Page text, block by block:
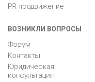
PR продвижение
ВОЗНИКЛИ ВОПРОСЫ
Форум
Контакты
Юридическая
консультация